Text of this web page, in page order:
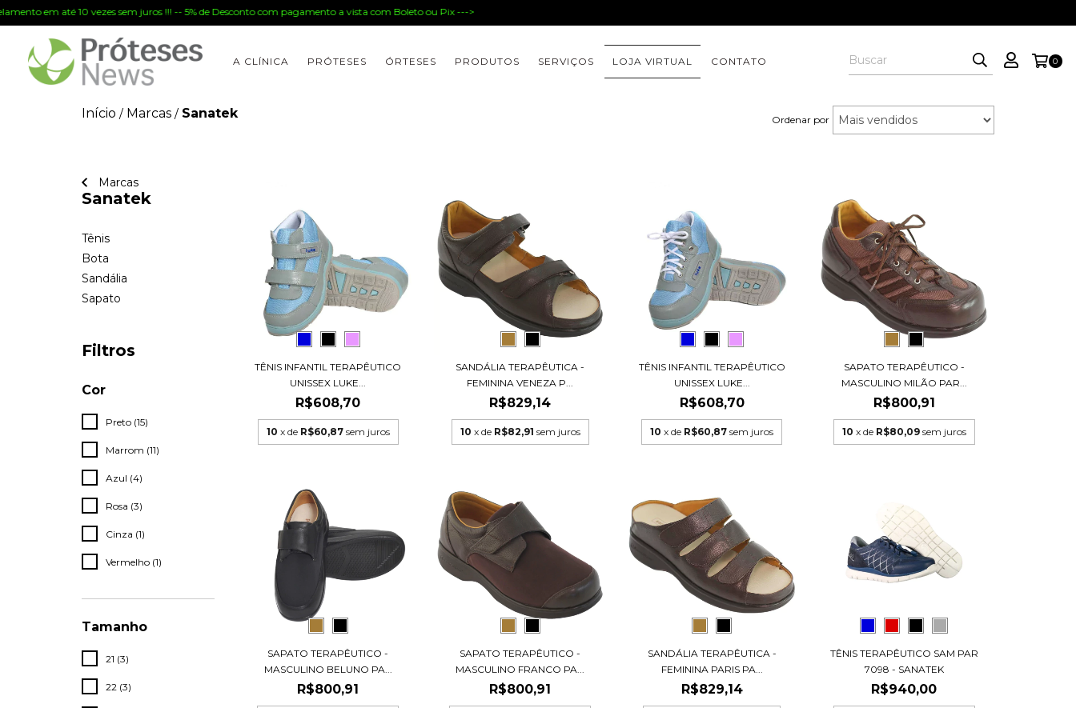
em até 10 vezes sem juros !!! -- 5% de Desconto com pagamento a vista com Boleto ou Pix --->
A CLÍNICA PRÓTESES ÓRTESES PRODUTOS SERVIÇOS LOJA VIRTUAL CONTATO 0
Início / Marcas / Sanatek Ordenar por
Marcas
Sanatek
Tênis
Bota
Sandália
Sapato
Filtros
Cor
Preto (15)
Marrom (11)
Azul (4)
Rosa (3)
Cinza (1)
Vermelho (1)
Tamanho
21 (3)
22 (3)
TÊNIS INFANTIL TERAPÊUTICO
UNISSEX LUKE...
R$608,70
10 x de R$60,87 sem juros
SANDÁLIA TERAPÊUTICA -
FEMININA VENEZA P...
R$829,14
10 x de R$82,91 sem juros
TÊNIS INFANTIL TERAPÊUTICO
UNISSEX LUKE...
R$608,70
10 x de R$60,87 sem juros
SAPATO TERAPÊUTICO -
MASCULINO MILÃO PAR...
R$800,91
10 x de R$80,09 sem juros
SAPATO TERAPÊUTICO -
MASCULINO BELUNO PA...
R$800,91
SAPATO TERAPÊUTICO -
MASCULINO FRANCO PA...
R$800,91
SANDÁLIA TERAPÊUTICA -
FEMININA PARIS PA...
R$829,14
TÊNIS TERAPÊUTICO SAM PAR
7098 - SANATEK
R$940,00